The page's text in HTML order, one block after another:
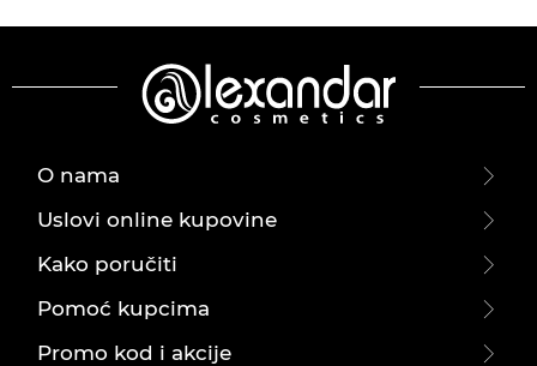
O nama
Uslovi online kupovine
Kako poručiti
Pomoć kupcima
Promo kod i akcije